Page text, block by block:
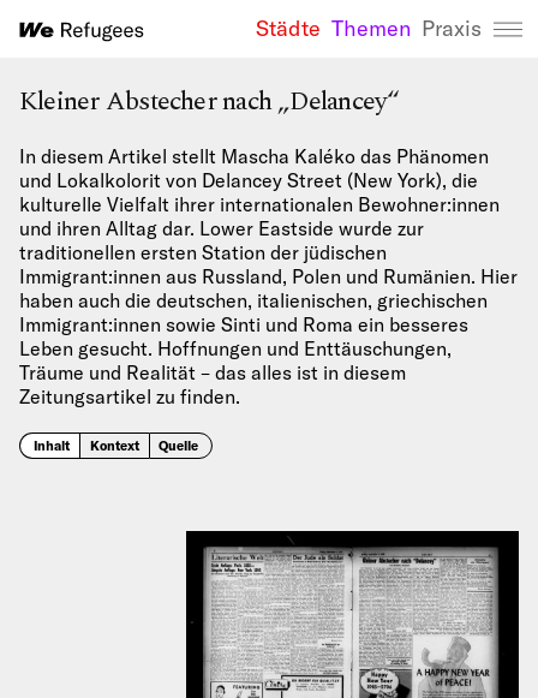
We Refugees
Städte Themen Praxis
Kleiner Abstecher nach „Delancey“
In diesem Artikel stellt Mascha Kaléko das Phänomen
und Lokalkolorit von Delancey Street (New York), die
kulturelle Vielfalt ihrer internationalen Bewohner:innen
und ihren Alltag dar. Lower Eastside wurde zur
traditionellen ersten Station der jüdischen
Immigrant:innen aus Russland, Polen und Rumänien. Hier
haben auch die deutschen, italienischen, griechischen
Immigrant:innen sowie Sinti und Roma ein besseres
Leben gesucht. Hoffnungen und Enttäuschungen,
Träume und Realität – das alles ist in diesem
Zeitungsartikel zu finden.
Inhalt Kontext Quelle